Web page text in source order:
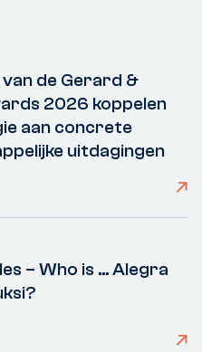
de Gerard &
2026 koppelen
aan concrete
uitdagingen
– Who is ... Alegra